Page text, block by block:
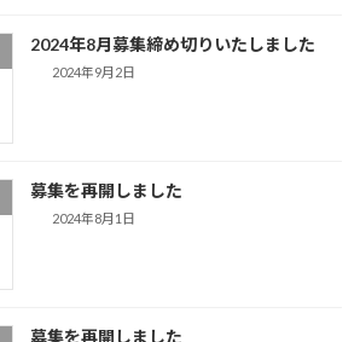
2024年8月募集締め切りいたしました
2024年9月2日
募集を再開しました
2024年8月1日
募集を再開しました